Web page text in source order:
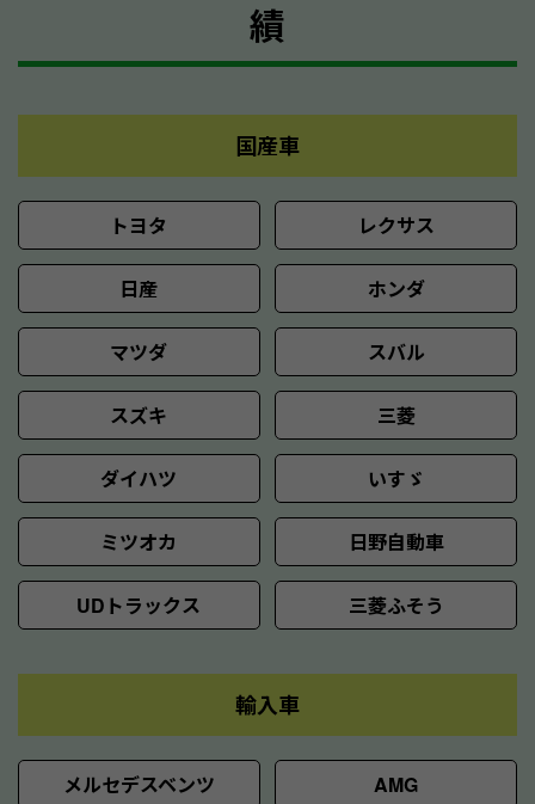
績
国産車
トヨタ レクサス
日産 ホンダ
マツダ スバル
スズキ 三菱
ダイハツ いすゞ
ミツオカ 日野自動車
UDトラックス 三菱ふそう
輸入車
メルセデスベンツ AMG